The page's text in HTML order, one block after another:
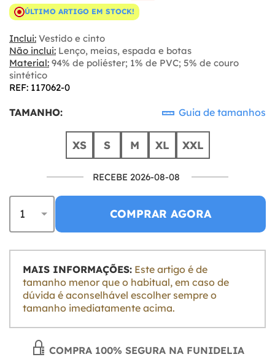
ÚLTIMO ARTIGO EM STOCK!
Inclui: Vestido e cinto
Não inclui: Lenço, meias, espada e botas
Material: 94% de poliéster; 1% de PVC; 5% de couro
sintético
REF: 117062-0
TAMANHO: Guia de tamanhos
XS S M XL XXL
RECEBE 2026-08-08
COMPRAR AGORA
MAIS INFORMAÇÕES:
tamanho menor que o habitual, em caso de
dúvida é aconselhável escolher sempre o
tamanho imediatamente acima.
COMPRA 100% SEGURA NA FUNIDELIA